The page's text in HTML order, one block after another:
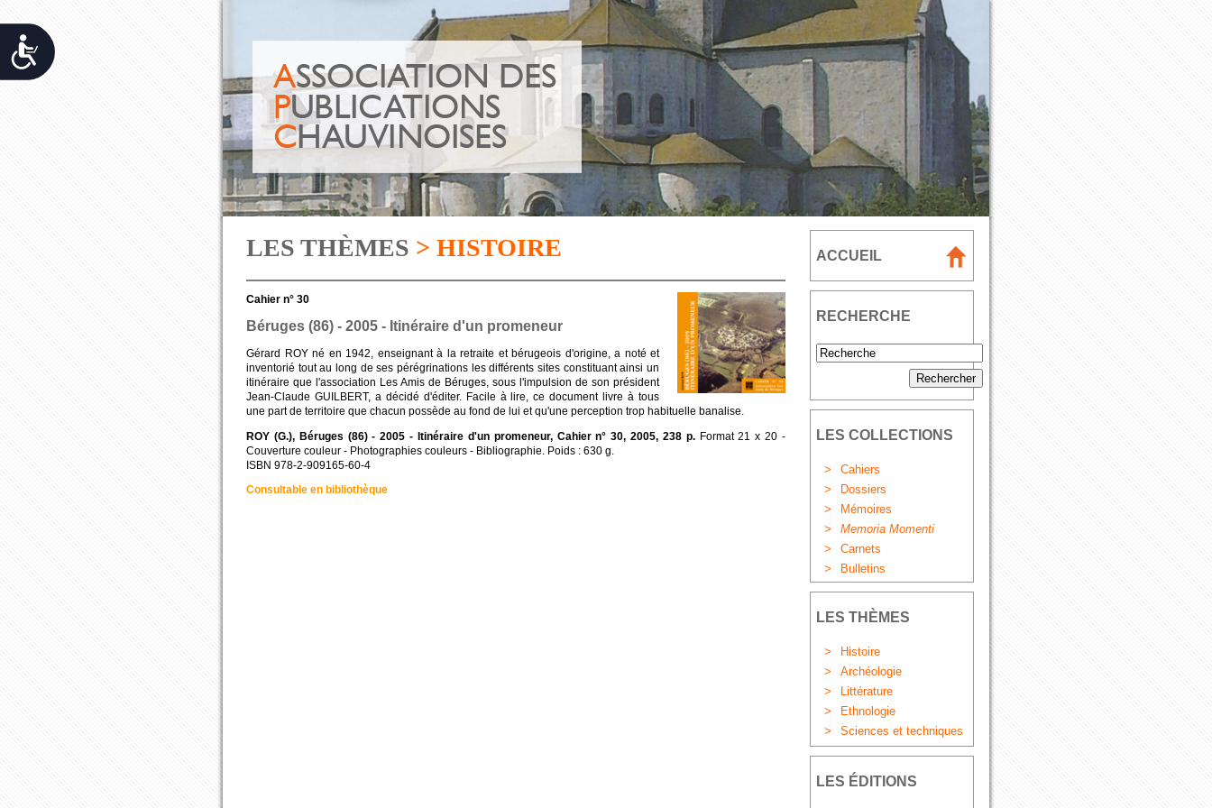
LES THÈMES > HISTOIRE
Cahier n° 30
Béruges (86) - 2005 - Itinéraire d'un promeneur
Gérard ROY né en 1942, enseignant à la retraite et bérugeois d'origine, a noté et
inventorié tout au long de ses pérégrinations les différents sites constituant ainsi un
itinéraire que l'association Les Amis de Béruges, sous l'impulsion de son président
Jean-Claude GUILBERT, a décidé d'éditer. Facile à lire, ce document livre à tous
une part de territoire que chacun possède au fond de lui et qu'une perception trop habituelle banalise.
ROY (G.), Béruges (86) - 2005 - Itinéraire d'un promeneur, Cahier n° 30, 2005, 238 p. Format 21 x 20 -
Couverture couleur - Photographies couleurs - Bibliographie. Poids : 630 g.
ISBN 978-2-909165-60-4
Consultable en bibliothèque
ACCUEIL
RECHERCHE
LES COLLECTIONS
>
Cahiers
>
Dossiers
>
Mémoires
>
Memoria Momenti
>
Carnets
>
Bulletins
LES THÈMES
>
Histoire
>
Archéologie
>
Littérature
>
Ethnologie
>
Sciences et techniques
LES ÉDITIONS